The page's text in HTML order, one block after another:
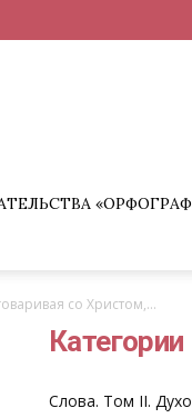
со Христом,...
Категории
Слова. Том II.